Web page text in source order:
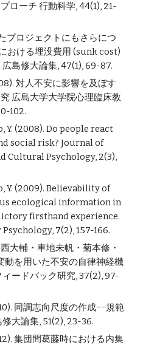
ローチ 行動科学, 44(1), 21-
プロジェクトにもさらにつ
おける埋没費用 (sunk cost)
島修大論集, 47(1), 69-87.
対人不安に影響を及ぼす
広島大学大学院心理臨床教
102.
Y. (2008). Do people react
social risk? Journal of
Cultural Psychology, 2(3),
Y. (2009). Believability of
ecological information in
firsthand experience.
7(2), 157-166.
大輔・車地未帆・菊本修・
動を用いた不安の自律神経機
ードバック研究, 37(2), 97-
同調志向尺度の作成−−規範
大論集, 51(2), 23-36.
集団間葛藤時における内集